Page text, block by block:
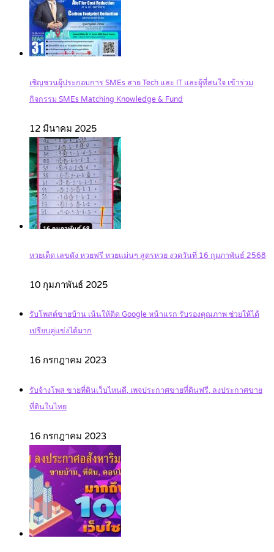
เชิญชวนผู้ประกอบการ SMEs สาย Tech และ IT และผู้ที่สนใจ เข้าร่วม
กิจกรรม SMEs Matching Knowledge & Fund
12 มีนาคม 2025
หวยเด็ด เลขดัง หวยฟรี หวยแม่นๆ สูตรหวย งวดวันที่ 16 กุมภาพันธ์ 2568
10 กุมภาพันธ์ 2025
รับโพสต์ขายบ้าน เน้นให้ติด Google หน้าแรก รับรองคุณภาพ ช่วยให้ได้
เปรียบคู่แข่งได้มาก
16 กรกฎาคม 2023
รับจ้างโพส ขายที่ดินเว็บไหนดี, เพจประกาศขายที่ดินฟรี, ลงประกาศขาย
ที่ดินในไทย
16 กรกฎาคม 2023